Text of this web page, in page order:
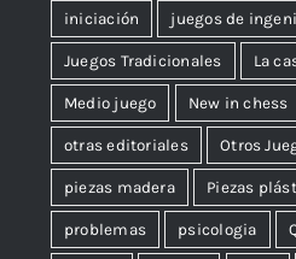
iniciación juegos de
Juegos Tradicionales La
Medio juego New in chess
otras editoriales Otros
piezas madera Piezas
problemas psicologia